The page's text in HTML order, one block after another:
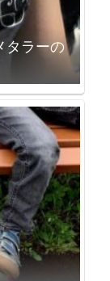
タラーの